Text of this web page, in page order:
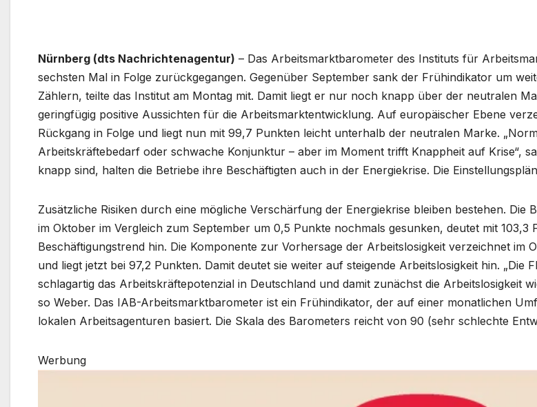
Nürnberg (dts Nachrichtenagentur) – Das Arbeitsmarktbarometer des Instituts für
sechsten Mal in Folge zurückgegangen. Gegenüber September sank der Frühindikator um
Zählern, teilte das Institut am Montag mit. Damit liegt er nur noch knapp über der neutralen
geringfügig positive Aussichten für die Arbeitsmarktentwicklung. Auf europäischer Ebene
Rückgang in Folge und liegt nun mit 99,7 Punkten leicht unterhalb der neutralen Marke.
Arbeitskräftebedarf oder schwache Konjunktur – aber im Moment trifft Knappheit auf Krise“,
knapp sind, halten die Betriebe ihre Beschäftigten auch in der Energiekrise. Die
Zusätzliche Risiken durch eine mögliche Verschärfung der Energiekrise bleiben bestehen. Die
im Oktober im Vergleich zum September um 0,5 Punkte nochmals gesunken, deutet mit
Beschäftigungstrend hin. Die Komponente zur Vorhersage der Arbeitslosigkeit verzeichnet im
und liegt jetzt bei 97,2 Punkten. Damit deutet sie weiter auf steigende Arbeitslosigkeit hin.
schlagartig das Arbeitskräftepotenzial in Deutschland und damit zunächst die Arbeitslosigkeit
so Weber. Das IAB-Arbeitsmarktbarometer ist ein Frühindikator, der auf einer monatlichen
lokalen Arbeitsagenturen basiert. Die Skala des Barometers reicht von 90 (sehr schlechte
Werbung